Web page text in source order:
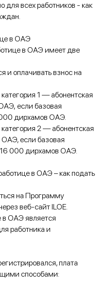
для всех работников - как
в ОАЭ
в ОАЭ имеет две
и оплачивать взнос на
1 — абонентская
если базовая
дирхамов ОАЭ.
2 — абонентская
если базовая
16 000 дирхамов ОАЭ.
в ОАЭ – как подать
на Программу
веб-сайт ILOE.
в ОАЭ является
работника и
плата
способами: